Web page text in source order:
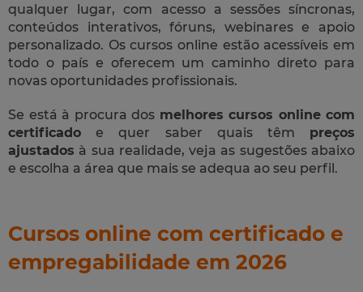
qualquer lugar, com acesso a sessões síncronas,
conteúdos interativos, fóruns, webinares e apoio
personalizado. Os cursos online estão acessíveis em
todo o país e oferecem um caminho direto para
novas oportunidades profissionais.
Se está à procura dos melhores cursos online com
certificado e quer saber quais têm preços
ajustados à sua realidade, veja as sugestões abaixo
e escolha a área que mais se adequa ao seu perfil.
Cursos online com certificado e
empregabilidade em 2026